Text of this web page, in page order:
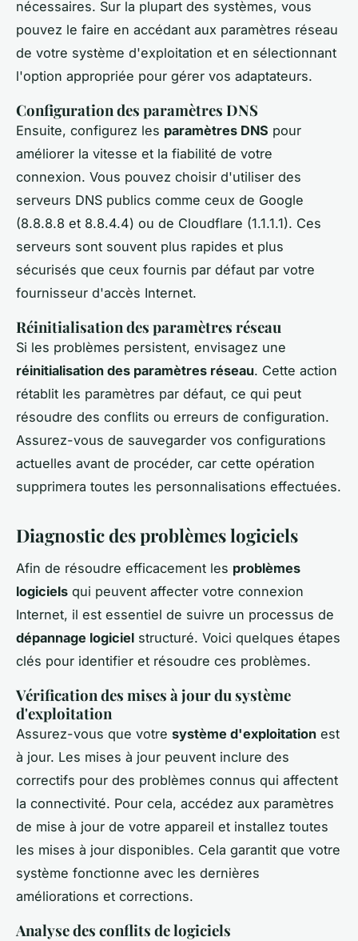
nécessaires. Sur la plupart des systèmes, vous
pouvez le faire en accédant aux paramètres réseau
de votre système d'exploitation et en sélectionnant
l'option appropriée pour gérer vos adaptateurs.
Configuration des paramètres DNS
Ensuite, configurez les paramètres DNS pour
améliorer la vitesse et la fiabilité de votre
connexion. Vous pouvez choisir d'utiliser des
serveurs DNS publics comme ceux de Google
(8.8.8.8 et 8.8.4.4) ou de Cloudflare (1.1.1.1). Ces
serveurs sont souvent plus rapides et plus
sécurisés que ceux fournis par défaut par votre
fournisseur d'accès Internet.
Réinitialisation des paramètres réseau
Si les problèmes persistent, envisagez une
réinitialisation des paramètres réseau. Cette action
rétablit les paramètres par défaut, ce qui peut
résoudre des conflits ou erreurs de configuration.
Assurez-vous de sauvegarder vos configurations
actuelles avant de procéder, car cette opération
supprimera toutes les personnalisations effectuées.
Diagnostic des problèmes logiciels
Afin de résoudre efficacement les problèmes
logiciels qui peuvent affecter votre connexion
Internet, il est essentiel de suivre un processus de
dépannage logiciel structuré. Voici quelques étapes
clés pour identifier et résoudre ces problèmes.
Vérification des mises à jour du système
d'exploitation
Assurez-vous que votre système d'exploitation est
à jour. Les mises à jour peuvent inclure des
correctifs pour des problèmes connus qui affectent
la connectivité. Pour cela, accédez aux paramètres
de mise à jour de votre appareil et installez toutes
les mises à jour disponibles. Cela garantit que votre
système fonctionne avec les dernières
améliorations et corrections.
Analyse des conflits de logiciels